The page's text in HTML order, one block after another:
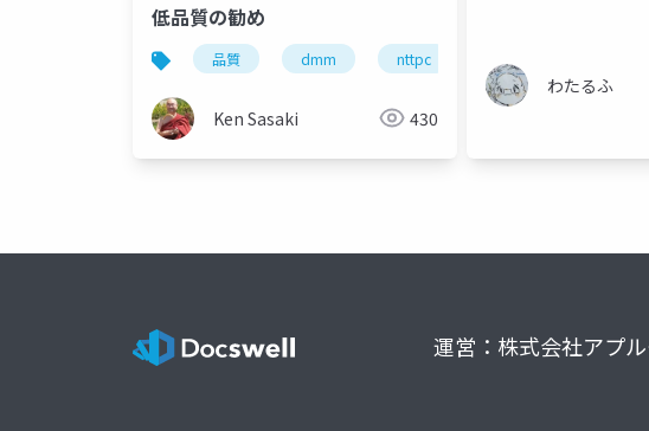
低品質の勧め
品質 dmm nttpc
Ken Sasaki 430
わたるふ
運営：株式会社アプ